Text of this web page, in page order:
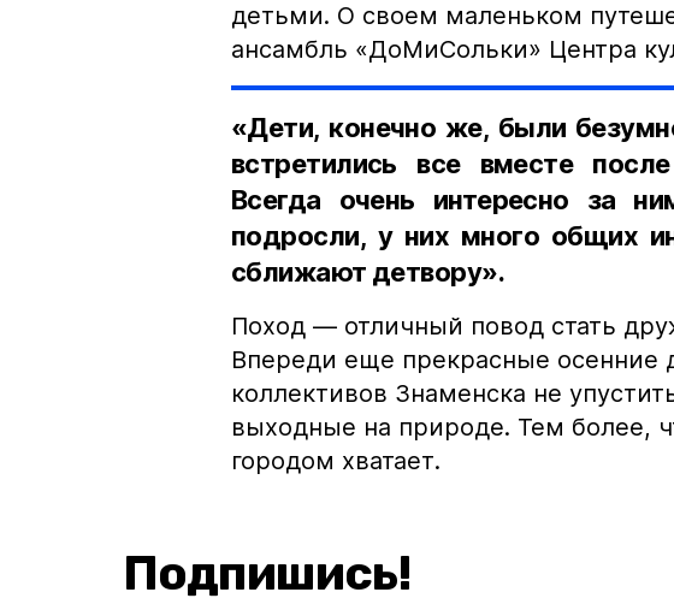
детьми. О своем маленьком
ансамбль «ДоМиСольки» Центра
«Дети, конечно же, были
встретились все вместе
Всегда очень интересно за
подросли, у них много общих
сближают детвору».
Поход — отличный повод стать
Впереди еще прекрасные осенние
коллективов Знаменска не
выходные на природе. Тем более,
городом хватает.
Подпишись!